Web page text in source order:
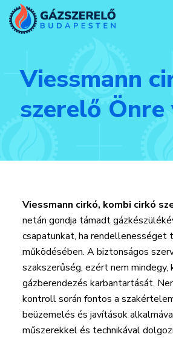
Viessmann
szerelő Önre
Viessmann cirkó, kombi cirkó
netán gondja támadt
csapatunkat, ha rendellenességet
működésében. A biztonságos
szakszerűség, ezért nem mindegy,
gázberendezés karbantartását.
kontroll során fontos a
beüzemelés és javítások
műszerekkel és technikával